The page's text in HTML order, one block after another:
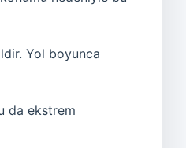
Yol boyunca
da ekstrem